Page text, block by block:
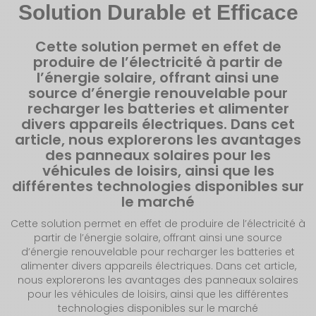
Solution Durable et Efficace
Cette solution permet en effet de
produire de l’électricité à partir de
l’énergie solaire, offrant ainsi une
source d’énergie renouvelable pour
recharger les batteries et alimenter
divers appareils électriques. Dans cet
article, nous explorerons les avantages
des panneaux solaires pour les
véhicules de loisirs, ainsi que les
différentes technologies disponibles sur
le marché
Cette solution permet en effet de produire de l’électricité à
partir de l’énergie solaire, offrant ainsi une source
d’énergie renouvelable pour recharger les batteries et
alimenter divers appareils électriques. Dans cet article,
nous explorerons les avantages des panneaux solaires
pour les véhicules de loisirs, ainsi que les différentes
technologies disponibles sur le marché